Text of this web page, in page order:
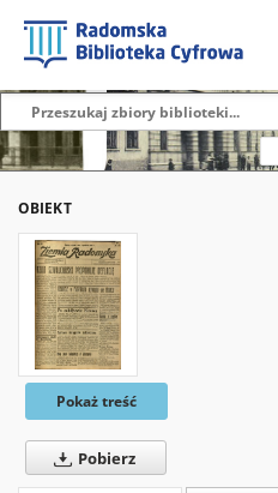
OBIEKT
Pokaż treść
Pobierz